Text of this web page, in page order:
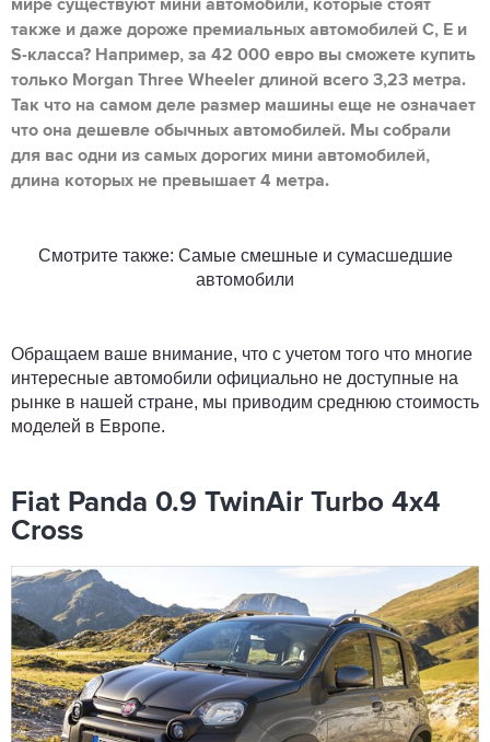
мире существуют мини автомобили, которые стоят
также и даже дороже премиальных автомобилей С, Е и
S-класса? Например, за 42 000 евро вы сможете купить
только Morgan Three Wheeler длиной всего 3,23 метра.
Так что на самом деле размер машины еще не означает
что она дешевле обычных автомобилей. Мы собрали
для вас одни из самых дорогих мини автомобилей,
длина которых не превышает 4 метра.
Смотрите также: Самые смешные и сумасшедшие
автомобили
Обращаем ваше внимание, что с учетом того что многие
интересные автомобили официально не доступные на
рынке в нашей стране, мы приводим среднюю стоимость
моделей в Европе.
Fiat Panda 0.9 TwinAir Turbo 4x4
Cross